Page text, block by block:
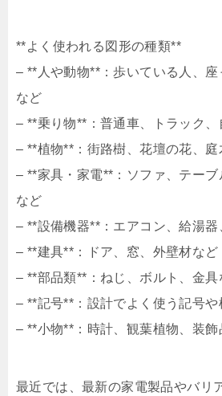
**よく使われる図形の種類**
– **人や動物**：歩いている人、
など
– **乗り物**：普通車、トラック
– **植物**：街路樹、花壇の花、庭
– **家具・家電**：ソファ、テー
など
– **設備機器**：エアコン、給湯
– **建具**：ドア、窓、外壁材など
– **部品類**：ねじ、ボルト、金具
– **記号**：設計でよく使う記号
– **小物**：時計、観葉植物、装飾
最近では、最新の家電製品やバリ